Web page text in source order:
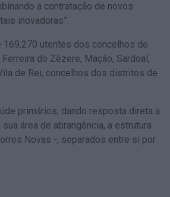
a contratação de novos
inovadoras”.
utentes dos concelhos de
do Zêzere, Mação, Sardoal,
de Rei, concelhos dos distritos de
primários, dando resposta direta a
área de abrangência, a estrutura
Novas -, separados entre si por